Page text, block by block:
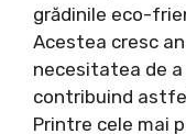
grădinile eco-
Acestea cresc
necesitatea de
contribuind
Printre cele mai